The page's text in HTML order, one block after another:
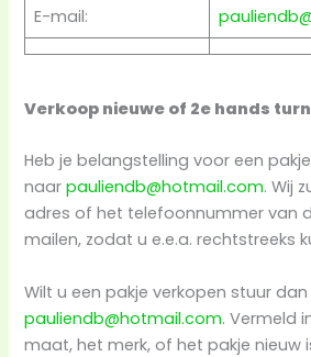
E-mail:
Verkoop nieuwe of 2e hands
Heb je belangstelling voor een
naarpauliendb@hotmail.com. Wij
adres of het telefoonnummer van
mailen, zodat u e.e.a. rechtstreeks
Wilt u een pakje verkopen stuur
pauliendb@hotmail.com. Vermeld
maat, het merk, of het pakje nieuw